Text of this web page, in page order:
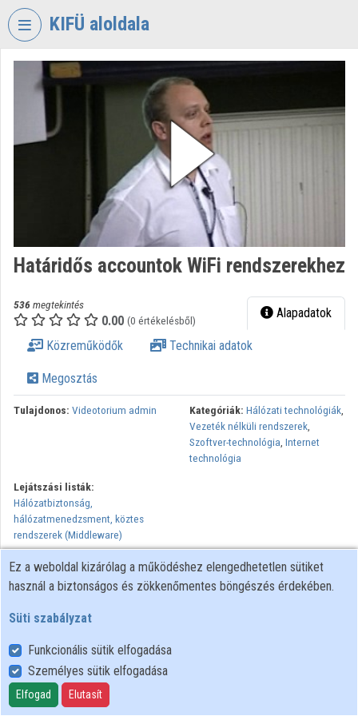
Fejléc kihagyása
KIFÜ aloldala
VIDEO
KORMÁNYZATI
INFORMATIKAI
Intézményi kezdőlap
Bejelentkezés
Intézményi felfedezés
Kategóriák
Intézményi listák
Intézmények
Közreműködők
Határidős accountok WiFi rendszerekhez
536 megtekintés
0.00 (0 értékelésből) Alapadatok
Közreműködők Technikai adatok
Megosztás
Tulajdonos: Videotorium admin Kategóriák: Hálózati technológiák,
Vezeték nélküli rendszerek,
Szoftver-technológia, Internet
technológia
Lejátszási listák:
Hálózatbiztonság,
hálózatmenedzsment, köztes
rendszerek (Middleware)
Minden jog fenntartva, NIIF Intézet. A hálózaton való
újrapublikálás és kereskedelmi forgalomba hozatal szigorúan
kötött.
Felhasználói szabályzat
Adatkezelési tájékoztató
Süti szabályzat
Ez a weboldal kizárólag a működéshez elengedhetetlen sütiket
használ a biztonságos és zökkenőmentes böngészés érdekében.
Süti szabályzat
Funkcionális sütik elfogadása
Személyes sütik elfogadása
Elfogad Elutasít